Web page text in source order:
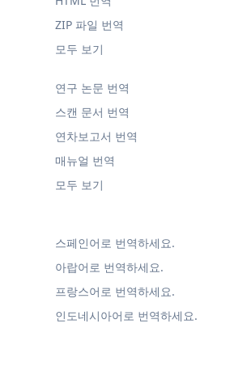
연구 논문 번역
스캔 문서 번역
연차보고서 번역
매뉴얼 번역
모두 보기
스페인어로 번역하세요.
아랍어로 번역하세요.
프랑스어로 번역하세요.
인도네시아어로 번역하세요.
ZIP 파일 번역
모두 보기